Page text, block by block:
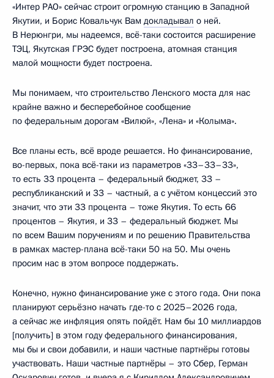
«Интер РАО» сейчас строит огромную станцию в Западной
Якутии, и Борис Ковальчук Вам докладывал о ней.
В Нерюнгри, мы надеемся, всё-таки состоится расширение
ТЭЦ, Якутская ГРЭС будет построена, атомная станция
малой мощности будет построена.
Мы понимаем, что строительство Ленского моста для нас
крайне важно и бесперебойное сообщение
по федеральным дорогам «Вилюй», «Лена» и «Колыма».
Все планы есть, всё вроде решается. Но финансирование,
во-первых, пока всё-таки из параметров «33–33–33»,
то есть 33 процента – федеральный бюджет, 33 –
республиканский и 33 – частный, а с учётом концессий это
значит, что эти 33 процента – тоже Якутия. То есть 66
процентов – Якутия, и 33 – федеральный бюджет. Мы
по всем Вашим поручениям и по решению Правительства
в рамках мастер-плана всё-таки 50 на 50. Мы очень
просим нас в этом вопросе поддержать.
Конечно, нужно финансирование уже с этого года. Они пока
планируют серьёзно начать где-то с 2025–2026 года,
а сейчас же инфляция опять пойдёт. Нам бы 10 миллиардов
[получить] в этом году федерального финансирования,
мы бы и свои добавили, и наши частные партнёры готовы
участвовать. Наши частные партнёры – это Сбер, Герман